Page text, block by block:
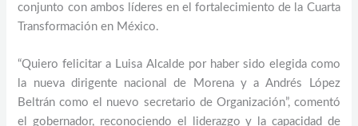
conjunto con ambos líderes en el fortalecimiento de la Cuarta
Transformación en México.
“Quiero felicitar a Luisa Alcalde por haber sido elegida como
la nueva dirigente nacional de Morena y a Andrés López
Beltrán como el nuevo secretario de Organización”, comentó
el gobernador, reconociendo el liderazgo y la capacidad de